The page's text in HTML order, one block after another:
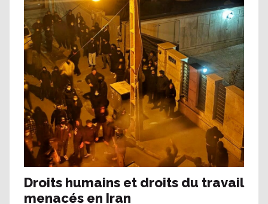
Droits humains et droits du travail
menacés en Iran